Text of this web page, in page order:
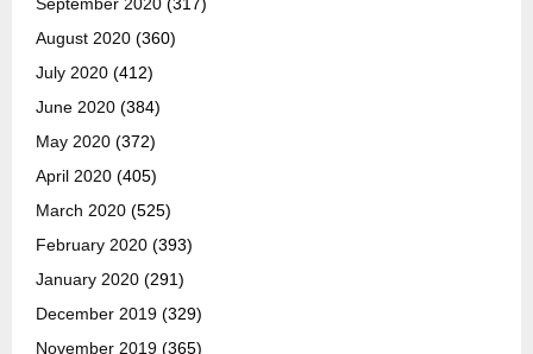
August 2020 (360)
July 2020 (412)
June 2020 (384)
May 2020 (372)
April 2020 (405)
March 2020 (525)
February 2020 (393)
January 2020 (291)
December 2019 (329)
November 2019 (365)